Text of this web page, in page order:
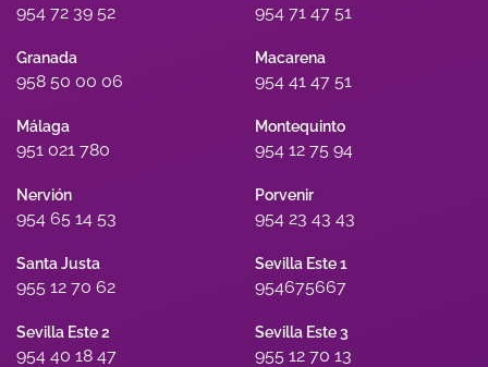
954 72 39 52 954 71 47 51
Granada
958 50 00 06
Macarena
954 41 47 51
Málaga
951 021 780
Montequinto
954 12 75 94
Nervión
954 65 14 53
Porvenir
954 23 43 43
Santa Justa
955 12 70 62
Sevilla Este 1
954675667
Sevilla Este 2
954 40 18 47
Sevilla Este 3
955 12 70 13